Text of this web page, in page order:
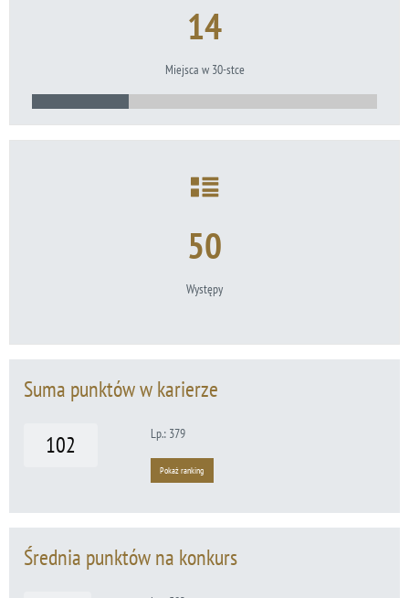
14
Miejsca w 30-stce
50
Występy
Suma punktów w karierze
102
Lp.: 379
Pokaż ranking
Średnia punktów na konkurs